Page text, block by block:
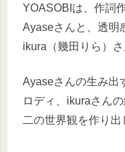
YOASOBIは、作詞
Ayaseさんと、透明
ikura（幾田りら）さ
Ayaseさんの生み出
ロディ、ikuraさん
二の世界観を作り出